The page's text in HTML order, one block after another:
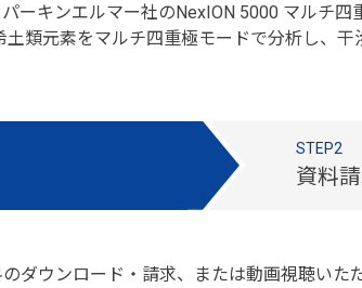
ーキンエルマー社のNexION 5000 マルチ
土類元素をマルチ四重極モードで分析し、
STEP2
資料
ダウンロード・請求、または動画視聴いただ